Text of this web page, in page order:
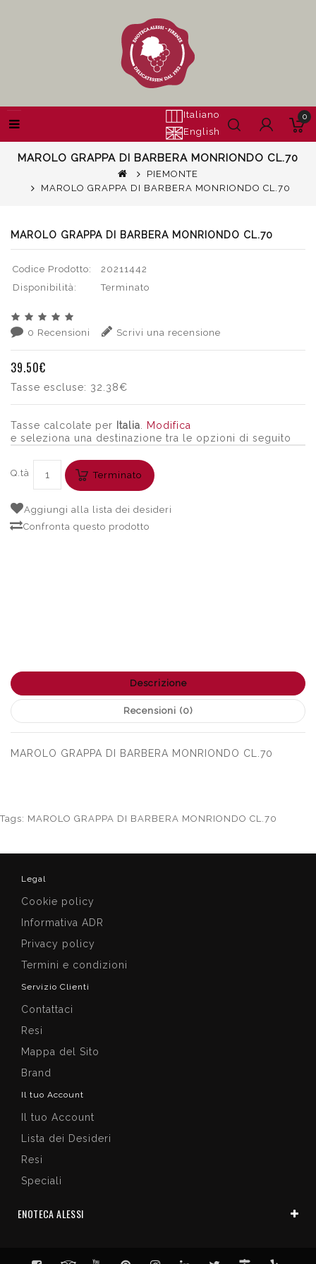
Italiano
English
0
MAROLO GRAPPA DI BARBERA MONRIONDO CL.70
PIEMONTE
MAROLO GRAPPA DI BARBERA MONRIONDO CL.70
MAROLO GRAPPA DI BARBERA MONRIONDO CL.70
Codice Prodotto:
20211442
Disponibilità:
Terminato
0 Recensioni Scrivi una recensione
39.50€
Tasse escluse: 32.38€
Tasse calcolate per Italia
Modifica
e seleziona una destinazione tra le opzioni di seguito
Q.tà Terminato
Aggiungi alla lista dei desideri
Confronta questo prodotto
Descrizione
Recensioni (0)
MAROLO GRAPPA DI BARBERA MONRIONDO CL.70
Tags: MAROLO GRAPPA DI BARBERA MONRIONDO CL.70
Legal
Cookie policy
Informativa ADR
Privacy policy
Termini e condizioni
Servizio Clienti
Contattaci
Resi
Mappa del Sito
Brand
Il tuo Account
Il tuo Account
Lista dei Desideri
Resi
Speciali
ENOTECA ALESSI